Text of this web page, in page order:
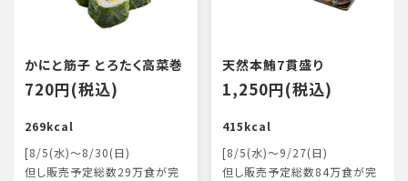
かにと筋子 とろたく高菜巻
720円(税込)
269kcal
[8/5(水)～8/30(日)
但し販売予定総数29万食が完
天然本鮪7貫盛り
1,250円(税込)
415kcal
[8/5(水)～9/27(日)
但し販売予定総数84万食が完